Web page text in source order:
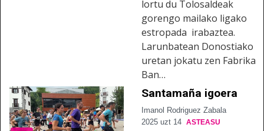
lortu du Tolosaldeak
gorengo mailako ligako
estropada irabaztea.
Larunbatean Donostiako
uretan jokatu zen Fabrika
Ban…
Santamaña igoera
Imanol Rodriguez Zabala
2025 uzt 14 ASTEASU